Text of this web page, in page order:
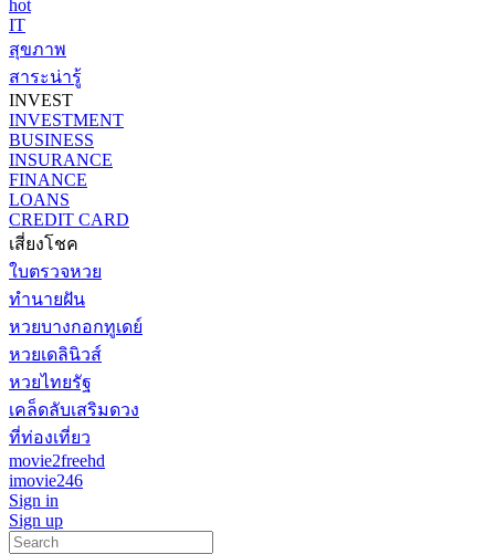
hot
IT
สุขภาพ
สาระน่ารู้
INVEST
INVESTMENT
BUSINESS
INSURANCE
FINANCE
LOANS
CREDIT CARD
เสี่ยงโชค
ใบตรวจหวย
ทำนายฝัน
หวยบางกอกทูเดย์
หวยเดลินิวส์
หวยไทยรัฐ
เคล็ดลับเสริมดวง
ที่ท่องเที่ยว
movie2freehd
imovie246
Sign in
Sign up